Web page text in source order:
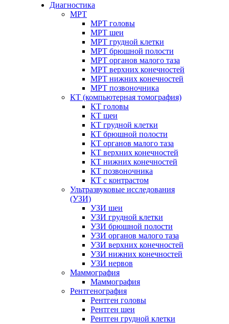
Диагностика
МРТ
МРТ головы
МРТ шеи
МРТ грудной клетки
МРТ брюшной полости
МРТ органов малого таза
МРТ верхних конечностей
МРТ нижних конечностей
МРТ позвоночника
КТ (компьютерная томография)
КТ головы
КТ шеи
КТ грудной клетки
КТ брюшной полости
КТ органов малого таза
КТ верхних конечностей
КТ нижних конечностей
КТ позвоночника
КТ с контрастом
Ультразвуковые исследования
(УЗИ)
УЗИ шеи
УЗИ грудной клетки
УЗИ брюшной полости
УЗИ органов малого таза
УЗИ верхних конечностей
УЗИ нижних конечностей
УЗИ нервов
Маммография
Маммография
Рентгенография
Рентген головы
Рентген шеи
Рентген грудной клетки